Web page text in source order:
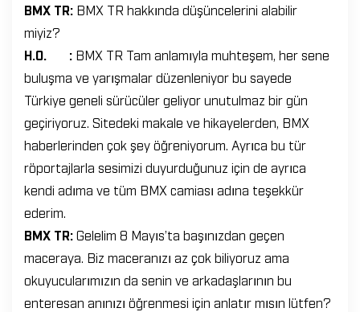
BMX TR: BMX TR hakkında düşüncelerini alabilir
miyiz?
H.O. : BMX TR Tam anlamıyla muhteşem, her sene
buluşma ve yarışmalar düzenleniyor bu sayede
Türkiye geneli sürücüler geliyor unutulmaz bir gün
geçiriyoruz. Sitedeki makale ve hikayelerden, BMX
haberlerinden çok şey öğreniyorum. Ayrıca bu tür
röportajlarla sesimizi duyurduğunuz için de ayrıca
kendi adıma ve tüm BMX camiası adına teşekkür
ederim.
BMX TR: Gelelim 8 Mayıs’ta başınızdan geçen
maceraya. Biz maceranızı az çok biliyoruz ama
okuyucularımızın da senin ve arkadaşlarının bu
enteresan anınızı öğrenmesi için anlatır mısın lütfen?